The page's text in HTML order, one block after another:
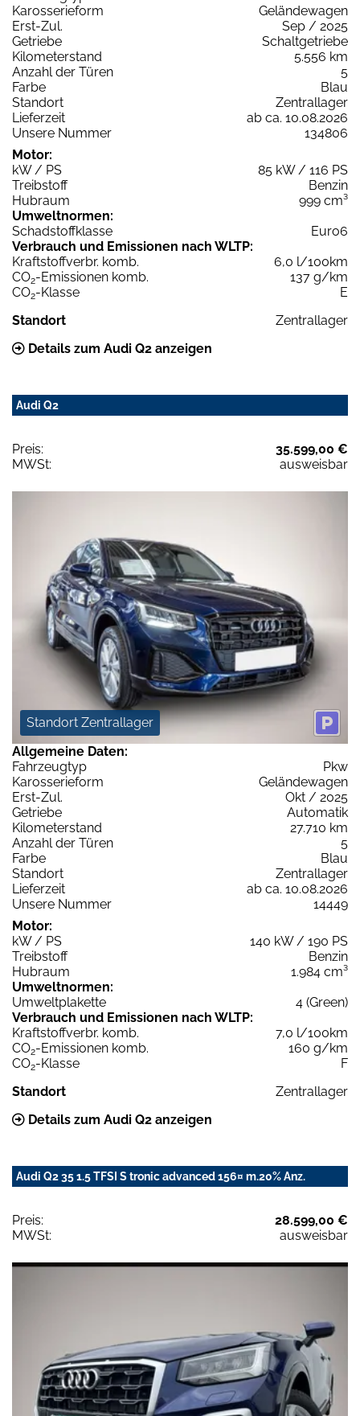
Karosserieform
Geländewagen
Erst-Zul.
Sep / 2025
Getriebe
Schaltgetriebe
Kilometerstand
5.556 km
Anzahl der Türen
5
Farbe
Blau
Standort
Zentrallager
Lieferzeit
ab ca. 10.08.2026
Unsere Nummer
134806
Motor:
kW / PS
85 kW / 116 PS
Treibstoff
Benzin
Hubraum
999 cm³
Umweltnormen:
Schadstoffklasse
Euro6
Verbrauch und Emissionen nach WLTP:
Kraftstoffverbr. komb.
6,0 l/100km
CO2-Emissionen komb.
137 g/km
CO2-Klasse
E
Standort
Zentrallager
Details zum Audi Q2 anzeigen
Audi Q2
Preis:
35.599,00 €
MWSt:
ausweisbar
Standort Zentrallager
Allgemeine Daten:
Fahrzeugtyp
Pkw
Karosserieform
Geländewagen
Erst-Zul.
Okt / 2025
Getriebe
Automatik
Kilometerstand
27.710 km
Anzahl der Türen
5
Farbe
Blau
Standort
Zentrallager
Lieferzeit
ab ca. 10.08.2026
Unsere Nummer
14449
Motor:
kW / PS
140 kW / 190 PS
Treibstoff
Benzin
Hubraum
1.984 cm³
Umweltnormen:
Umweltplakette
4 (Green)
Verbrauch und Emissionen nach WLTP:
Kraftstoffverbr. komb.
7,0 l/100km
CO2-Emissionen komb.
160 g/km
CO2-Klasse
F
Standort
Zentrallager
Details zum Audi Q2 anzeigen
Audi Q2 35 1.5 TFSI S tronic advanced 156¤ m.20% Anz.
Preis:
28.599,00 €
MWSt:
ausweisbar